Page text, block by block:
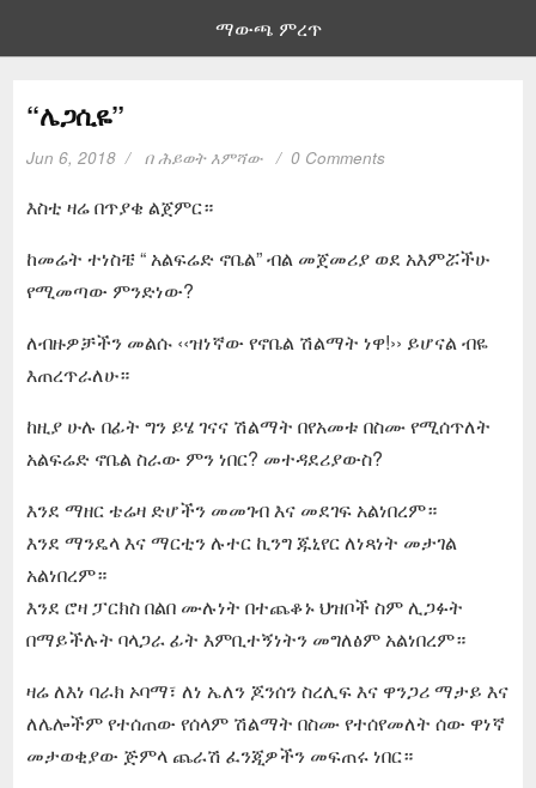
ማውጫ ምረጥ
“ሌጋሲዬ”
Jun 6, 2018 በ ሕይወት እምሻው 0 Comments
እስቲ ዛሬ በጥያቄ ልጀምር።
ከመሬት ተነስቼ “ አልፍሬድ ኖቤል” ብል መጀመሪያ ወደ አእምሯችሁ
የሚመጣው ምንድነው?
ለብዙዎቻችን መልሱ ‹‹ዝነኛው የኖቤል ሽልማት ነዋ!›› ይሆናል ብዬ
እጠረጥራለሁ።
ከዚያ ሁሉ በፊት ግን ይሄ ገናና ሽልማት በየአመቱ በስሙ የሚሰጥለት
አልፍሬድ ኖቤል ስራው ምን ነበር? መተዳደሪያውስ?
እንደ ማዘር ቴሬዛ ድሆችን መመገብ እና መደገፍ አልነበረም።
እንደ ማንዴላ እና ማርቲን ሉተር ኪንግ ጁኒየር ለነጻነት መታገል
አልነበረም።
እንደ ሮዛ ፓርክስ በልበ ሙሉነት በተጨቆኑ ህዝቦች ስም ሊጋፉት
በማይችሉት ባላጋራ ፊት እምቢተኝነትን መግለፅም አልነበረም።
ዛሬ ለእነ ባራክ ኦባማ፣ ለነ ኤለን ጆንሰን ስረሊፍ እና ዋንጋሪ ማታይ እና
ለሌሎችም የተሰጠው የሰላም ሽልማት በስሙ የተሰየመለት ሰው ዋነኛ
መታወቂያው ጅምላ ጨራሽ ፈንጂዎችን መፍጠሩ ነበር።